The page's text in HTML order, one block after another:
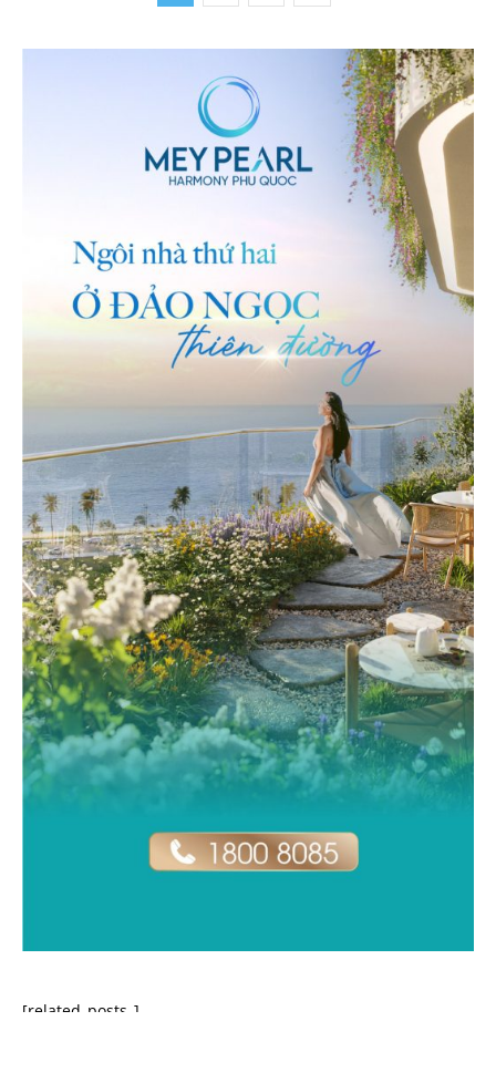
[related_posts_]